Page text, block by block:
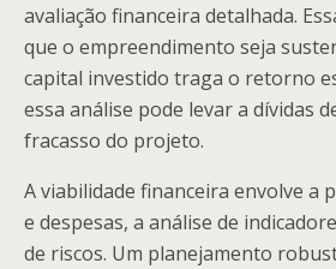
avaliação financeira detalhada.
que o empreendimento seja
capital investido traga o retorno
essa análise pode levar a dívidas
fracasso do projeto.
A viabilidade financeira envolve a
e despesas, a análise de
de riscos. Um planejamento